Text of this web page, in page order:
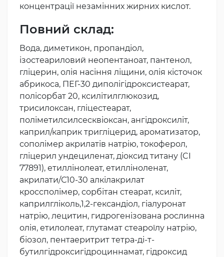
концентрації незамінних жирних кислот.
Повний склад:
Вода, диметикон, пропандіол,
ізостеариловий неопентаноат, пантенол,
гліцерин, олія насіння ліщини, олія кісточок
абрикоса, ПЕГ-30 диполігідроксистеарат,
полісорбат 20, ксилітилглюкозид,
трисилоксан, гліцестеарат,
поліметилсилсесквіоксан, ангідроксиліт,
каприл/каприк тригліцерид, ароматизатор,
сополімер акрилатів натрію, токоферол,
гліцерил ундециленат, діоксид титану (CI
77891), етиллінолеат, етилліноленат,
акрилати/С10-30 алкілакрилат
кроссполімер, сорбітан стеарат, ксиліт,
каприлгліколь,1,2-гександіол, гіалуронат
натрію, лецитин, гидрогенізована рослинна
олія, етилолеат, глутамат стеароїлу натрію,
біозол, пентаеритрит тетра-ді-т-
бутилгідроксигідроциннамат, гідроксид